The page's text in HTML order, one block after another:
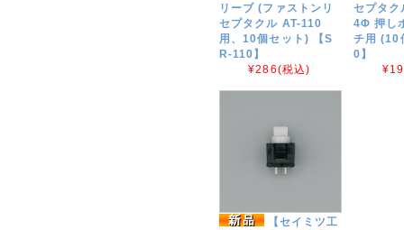
リーブ (ファストンリ
セプタクル AT-110
用、10個セット) 【S
R-110】
¥286(税込)
セプタ
4Φ 押し
チ用 (10
0】
【セイミツ工